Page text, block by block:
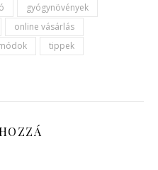
gyógynövények
online vásárlás
tippek